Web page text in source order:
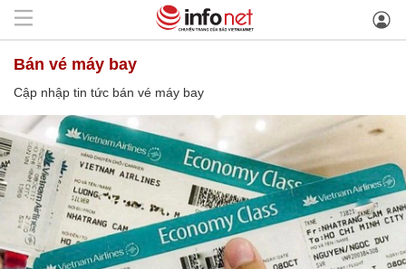
bán vé máy bay
Cập nhập tin tức bán vé máy bay